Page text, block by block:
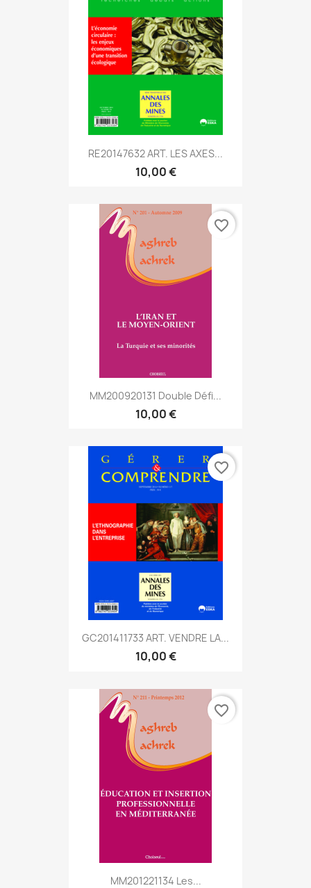
RE20147632 ART. LES AXES...
10,00 €
MM200920131 Double Défi...
10,00 €
favorite_border
GC201411733 ART. VENDRE LA...
10,00 €
favorite_border
MM201221134 Les...
favorite_border